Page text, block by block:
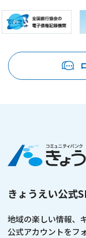
←
きょうえい公式
地域の楽しい情報、
公式アカウントをフ